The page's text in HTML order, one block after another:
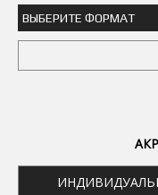
ВЫБЕРИТЕ ФОРМАТ